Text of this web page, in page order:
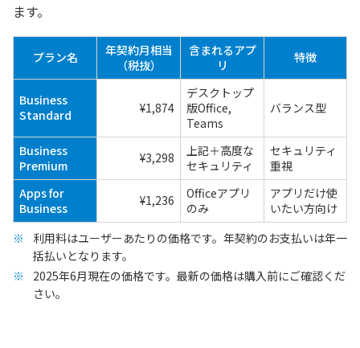
ます。
プラン名
年契約月相当
（税抜）
含まれるアプ
リ
特徴
Business
Standard
¥1,874
デスクトップ
版Office,
Teams
バランス型
Business
Premium
¥3,298
上記＋高度な
セキュリティ
セキュリティ
重視
Apps for
Business
¥1,236
Officeアプリ
のみ
アプリだけ使
いたい方向け
利用料はユーザーあたりの価格です。年契約のお支払いは年一
括払いとなります。
2025年6月現在の価格です。最新の価格は購入前にご確認くだ
さい。